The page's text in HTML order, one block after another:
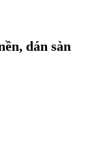
dán sàn